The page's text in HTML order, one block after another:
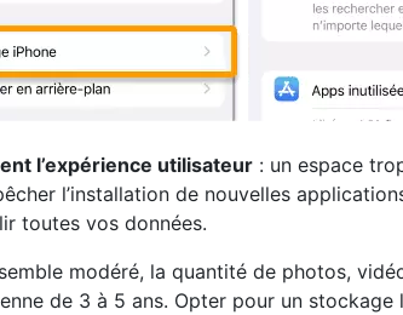
l’expérience utilisateur : un espace
l’installation de nouvelles
toutes vos données.
modéré, la quantité de photos,
de 3 à 5 ans. Opter pour un stockage